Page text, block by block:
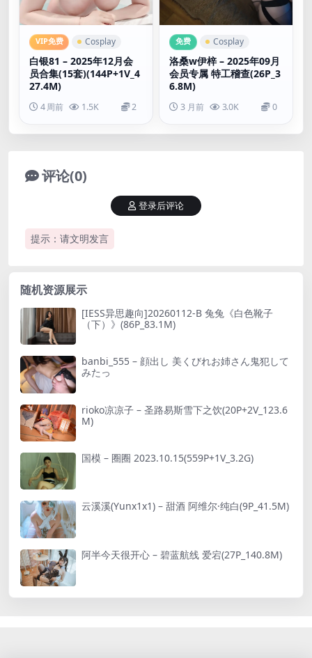
VIP免费 Cosplay
白银81 – 2025年12月会
员合集(15套)(144P+1V_4
27.4M)
4 周前 1.5K 2
免费 Cosplay
洛桑w伊梓 – 2025年09月
会员专属 特工稽查(26P_3
6.8M)
3 月前 3.0K 0
评论(0)
提示：请文明发言
登录后评论
随机资源展示
[IESS异思趣向]20260112-B 兔兔《白色靴子
（下）》(86P_83.1M)
banbi_555 – 顔出し 美くびれお姉さん鬼犯して
みたっ
rioko凉凉子 – 圣路易斯雪下之饮(20P+2V_123.6
M)
国模 – 圈圈 2023.10.15(559P+1V_3.2G)
云溪溪(Yunx1x1) – 甜酒 阿维尔·纯白(9P_41.5M)
阿半今天很开心 – 碧蓝航线 爱宕(27P_140.8M)